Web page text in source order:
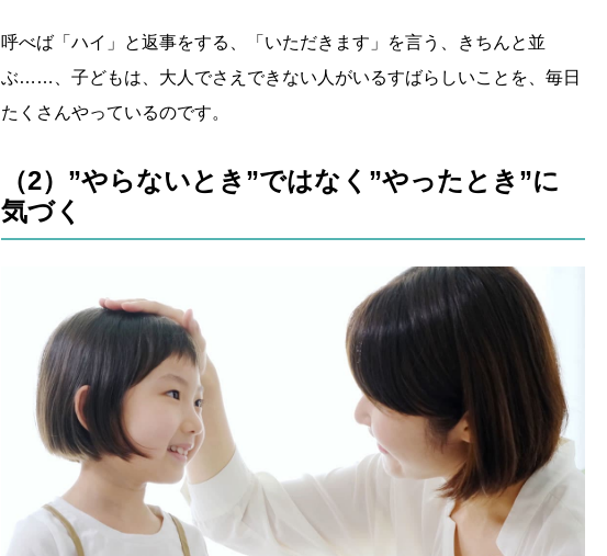
呼べば「ハイ」と返事をする、「いただきます」を言う、きちんと並
ぶ……、子どもは、大人でさえできない人がいるすばらしいことを、毎日
たくさんやっているのです。
（2）”やらないとき”ではなく”やったとき”に
気づく